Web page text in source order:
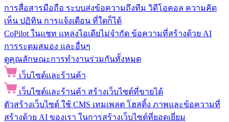
การสื่อสารมือถือ ระบบส่งข้อความถึงทีม วิดีโอคอล ความคิด
เห็น ปฏิทิน การแจ้งเตือน ที่ใดก็ได้
CoPilot ในแชท แหล่งไอเดียไม่จำกัด ข้อความที่สร้างด้วย AI
การระดมสมอง และอื่นๆ
ดูคุณลักษณะการทำงานร่วมกันทั้งหมด
เว็บไซต์และร้านค้า
เว็บไซต์และร้านค้า สร้างเว็บไซต์ที่ขายได้
ตัวสร้างเว็บไซต์ ใช้ CMS เทมเพลต โฮสติ้ง ภาพและข้อความที่
สร้างด้วย AI ของเรา ในการสร้างเว็บไซต์ที่ยอดเยี่ยม